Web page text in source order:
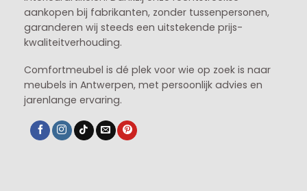
aankopen bij fabrikanten, zonder tussenpersonen,
garanderen wij steeds een uitstekende prijs-
kwaliteitverhouding.
Comfortmeubel is dé plek voor wie op zoek is naar
meubels in Antwerpen, met persoonlijk advies en
jarenlange ervaring.